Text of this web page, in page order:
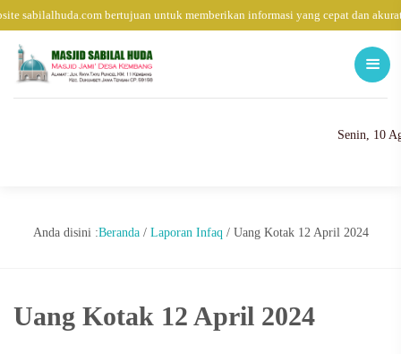
sabilalhuda.com bertujuan untuk memberikan informasi yang cepat dan
Senin, 10
Anda disini :Beranda/ Laporan Infaq / Uang Kotak 12 April 2024
Uang Kotak 12 April 2024